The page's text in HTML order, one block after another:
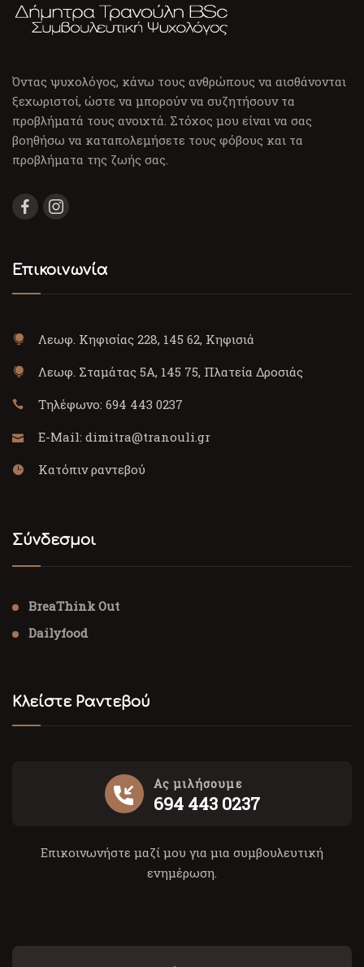
Όντας ψυχολόγος, κάνω τους ανθρώπους να αισθάνονται
ξεχωριστοί, ώστε να μπορούν να συζητήσουν τα
προβλήματά τους ανοιχτά. Στόχος μου είναι να σας
βοηθήσω να καταπολεμήσετε τους φόβους και τα
προβλήματα της ζωής σας.
Επικοινωνία
Λεωφ. Κηφισίας 228, 145 62, Κηφισιά
Λεωφ. Σταμάτας 5Α, 145 75, Πλατεία Δροσιάς
Τηλέφωνο: 694 443 0237
E-Mail: dimitra@tranouli.gr
Κατόπιν ραντεβού
Σύνδεσμοι
BreaThink Out
Dailyfood
Κλείστε Ραντεβού
Ας μιλήσουμε
694 443 0237
Επικοινωνήστε μαζί μου για μια συμβουλευτική
ενημέρωση.